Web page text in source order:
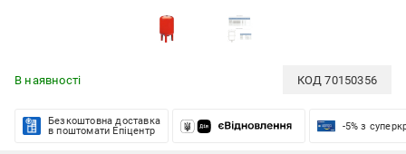
В наявності КОД70150356
Безкоштовна доставка
в поштомати Епіцентр
-5% з